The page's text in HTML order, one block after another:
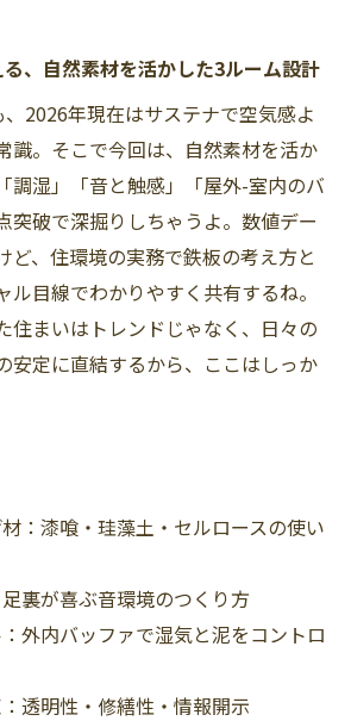
、自然素材を活かした3ルーム設計
2026年現在はサステナで空気感よ
識。そこで今回は、自然素材を活か
調湿」「音と触感」「屋外-室内のバ
突破で深掘りしちゃうよ。数値デー
ど、住環境の実務で鉄板の考え方と
ル目線でわかりやすく共有するね。
住まいはトレンドじゃなく、日々の
安定に直結するから、ここはしっか
：漆喰・珪藻土・セルロースの使い
裏が喜ぶ音環境のつくり方
外内バッファで湿気と泥をコントロ
透明性・修繕性・情報開示